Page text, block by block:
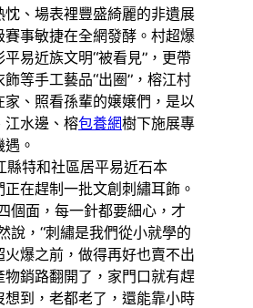
忱、場表裡豐盛綺麗的非遺展
賽事敏捷在全網發酵。村超爆
易近族文明“被看見”，更帶
等手工藝品“出圈”，榕江村
家、照看孫輩的嬢嬢們，是以
江水邊、榕包養網樹下施展專
。
特和社區居平易近石本
在趕制一批文創刺繡耳飾。
個面，每一針都要細心，才
說，“刺繡是我們從小就學的
火爆之前，做得再好也賣不出
物銷路翻開了，家門口就有趕
想到，老都老了，還能靠小時